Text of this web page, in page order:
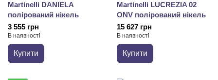
Martinelli DANIELA
полірований нікель
3 555 грн
В наявності
Купити
Martinelli LUCREZIA 02
ONV полірований нікель
15 627 грн
В наявності
Купити